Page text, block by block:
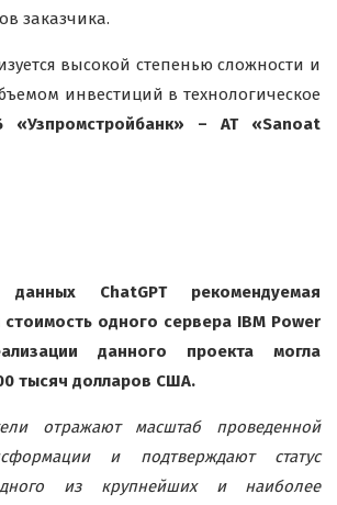
заказчика.
высокой степенью сложности и
инвестиций в технологическое
«Узпромстройбанк» – AT «Sanoat
ChatGPT рекомендуемая
одного сервера IBM Power
данного проекта могла
тысяч долларов США.
отражают масштаб проведенной
и подтверждают статус
из крупнейших и наиболее